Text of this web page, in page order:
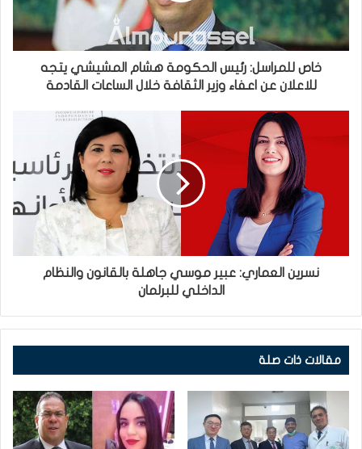
خاص للمراسل: رئيس الحكومة هشام المشيشي يتجه
للاعلان عن اعفاء وزير الثقافة خلال الساعات القادمة
نسرين العماري: عبير موسي جاهلة بالقانون والنظام
الداخلي للبرلمان
مقالات ذات صلة